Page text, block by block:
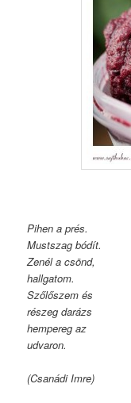
Pihen a prés.
Mustszag bódít.
Zenél a csönd,
hallgatom.
Szőlőszem és
részeg darázs
hempereg az
udvaron.
(Csanádi Imre)